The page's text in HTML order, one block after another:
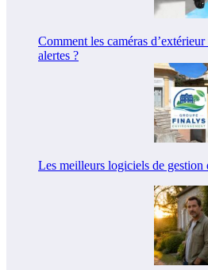
Comment les caméras
alertes ?
Les meilleurs logiciels de gestion